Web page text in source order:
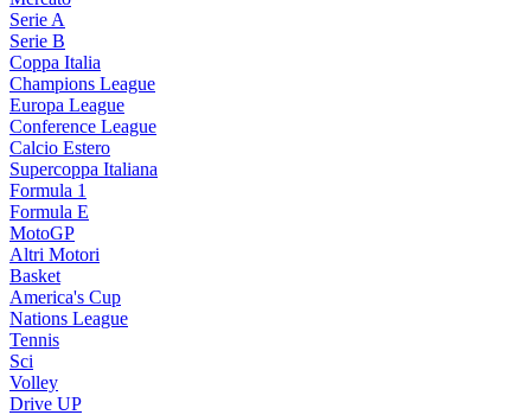
Serie A
Serie B
Coppa Italia
Champions League
Europa League
Conference League
Calcio Estero
Supercoppa Italiana
Formula 1
Formula E
MotoGP
Altri Motori
Basket
America's Cup
Nations League
Tennis
Sci
Volley
Drive UP